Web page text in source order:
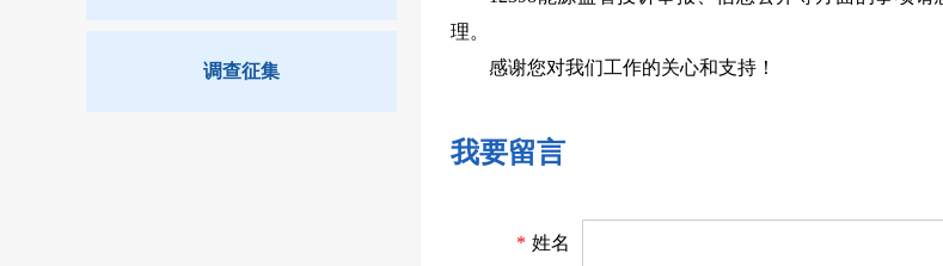
调查征集
理。
感谢您对我们工作的关心和支持！
我要留言
* 姓名